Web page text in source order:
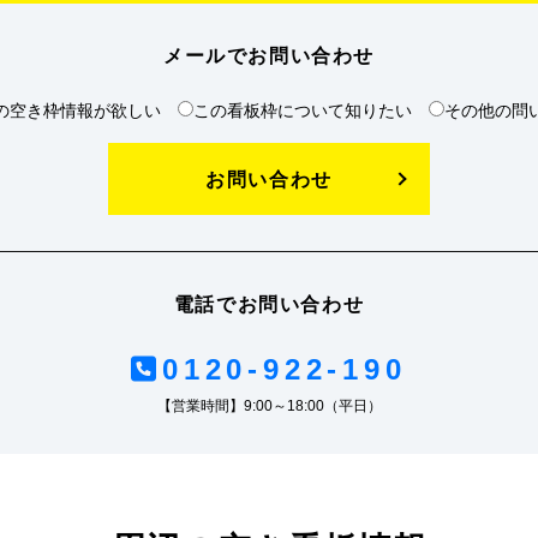
メールでお問い合わせ
空き枠情報が欲しい この看板枠について知りたい その他の問
お問い合わせ
電話でお問い合わせ
0120-922-190
【営業時間】9:00～18:00（平日）